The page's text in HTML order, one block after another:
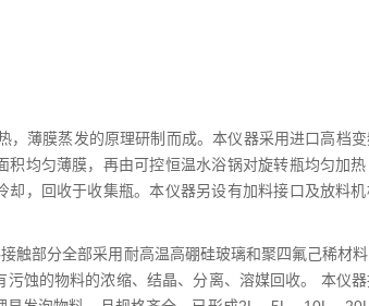
薄膜蒸发的原理研制而成。本仪器采用进口高档变
均匀薄膜，再由可控恒温水浴锅对旋转瓶均匀加
，回收于收集瓶。本仪器另设有加料接口及放料
部分全部采用耐高温高硼硅玻璃和聚四氟己稀材料
蚀的物料的浓缩、结晶、分离、溶媒回收。 本仪